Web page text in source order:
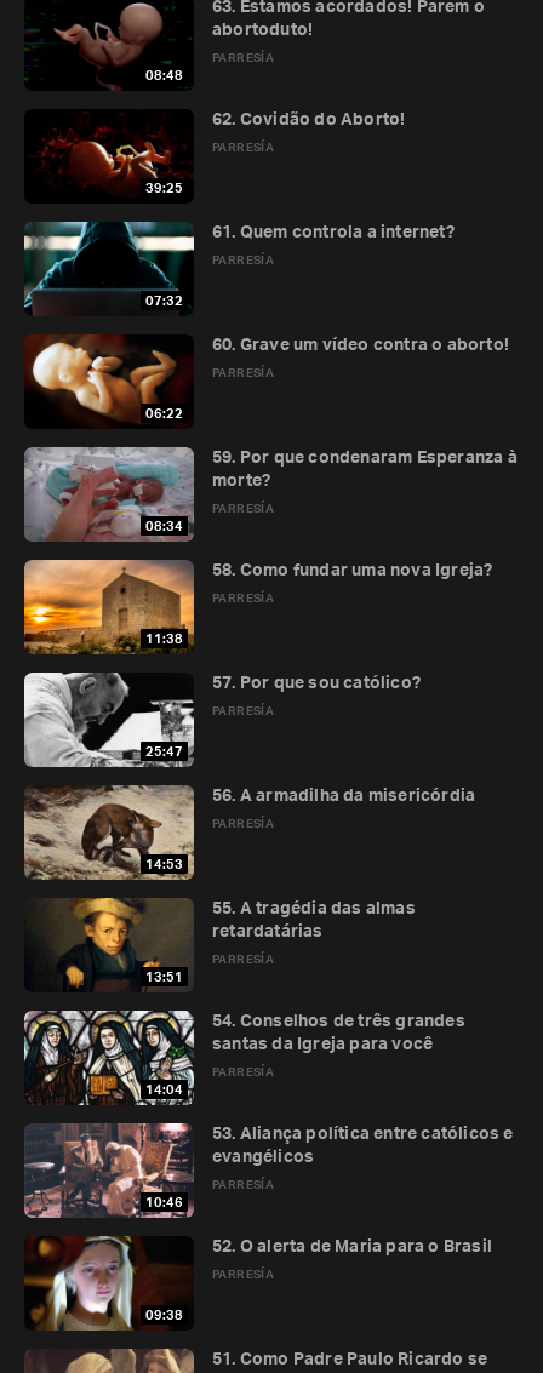
08:48
PARRESÍA
63. Estamos acordados! Parem o
abortoduto!
39:25
PARRESÍA
62. Covidão do Aborto!
07:32
PARRESÍA
61. Quem controla a internet?
06:22
PARRESÍA
60. Grave um vídeo contra o aborto!
08:34
PARRESÍA
59. Por que condenaram Esperanza à
morte?
11:38
PARRESÍA
58. Como fundar uma nova Igreja?
25:47
PARRESÍA
57. Por que sou católico?
14:53
PARRESÍA
56. A armadilha da misericórdia
13:51
PARRESÍA
55. A tragédia das almas
retardatárias
14:04
PARRESÍA
54. Conselhos de três grandes
santas da Igreja para você
10:46
PARRESÍA
53. Aliança política entre católicos e
evangélicos
09:38
PARRESÍA
52. O alerta de Maria para o Brasil
51. Como Padre Paulo Ricardo se